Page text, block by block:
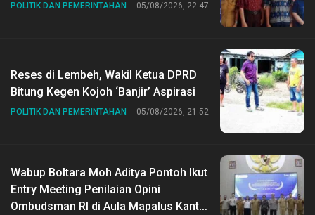
POLITIK DAN PEMERINTAHAN 05/08/2026, 22:47
Reses di Lembeh, Wakil Ketua DPRD
Bitung Kegen Kojoh ‘Banjir’ Aspirasi
POLITIK DAN PEMERINTAHAN 05/08/2026, 21:52
Wabup Boltara Moh Aditya Pontoh Ikut
Entry Meeting Penilaian Opini
Ombudsman RI di Aula Mapalus Kantur